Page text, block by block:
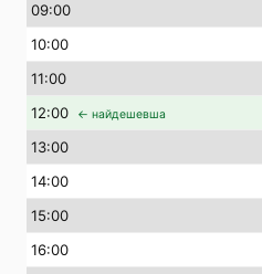
09:00
10:00
11:00
12:00 ← найдешевша
13:00
14:00
15:00
16:00